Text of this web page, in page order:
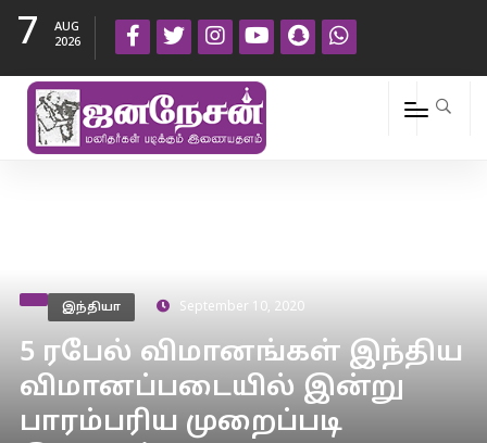
7
AUG
2026
இந்தியா September 10, 2020
5 ரபேல் விமானங்கள் இந்திய
விமானப்படையில் இன்று
பாரம்பரிய முறைப்படி